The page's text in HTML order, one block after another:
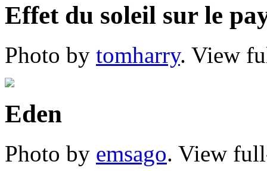
Effet du soleil sur le
Photo by tomharry. View
Eden
Photo by emsago. View